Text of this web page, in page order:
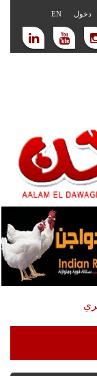
دخول EN